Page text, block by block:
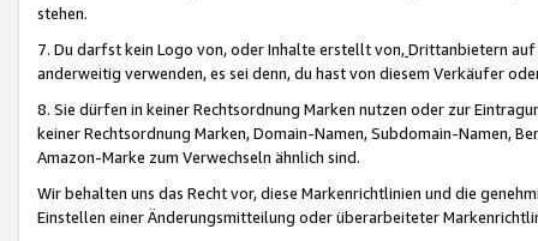
stehen.
7. Du darfst kein Logo von, oder Inhalte erstellt von,Drittanbietern auf
anderweitig verwenden, es sei denn, du hast von diesem Verkäufer
8. Sie dürfen in keiner Rechtsordnung Marken nutzen oder zur
keiner Rechtsordnung Marken, Domain-Namen, Subdomain-Namen,
Amazon-Marke zum Verwechseln ähnlich sind.
Wir behalten uns das Recht vor, diese Markenrichtlinien und die
Einstellen einer Änderungsmitteilung oder überarbeiteter